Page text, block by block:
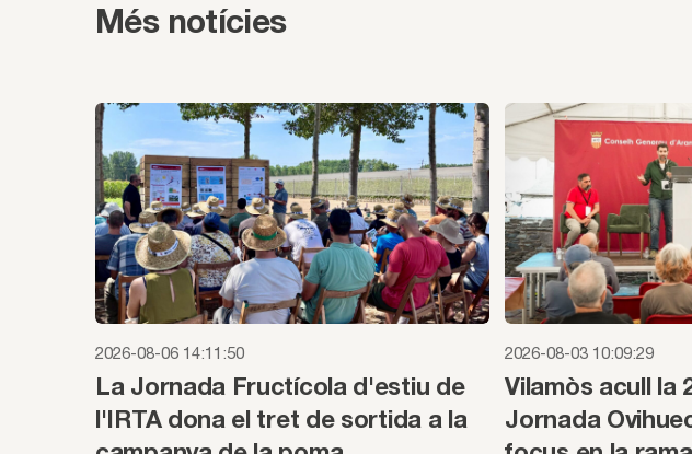
Més notícies
2026-08-06 14:11:50
La Jornada Fructícola d'estiu de
l'IRTA dona el tret de sortida a la
2026-08-03 10:09:29
Vilamòs acull la
Jornada